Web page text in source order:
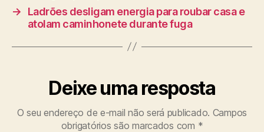
→
Ladrões desligam energia para roubar casa e
atolam caminhonete durante fuga
Deixe uma resposta
O seu endereço de e-mail não será publicado. Campos
obrigatórios são marcados com *